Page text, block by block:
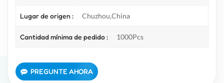
Lugar de origen : Chuzhou,China
Cantidad mínima de pedido : 1000Pcs
PREGUNTE AHORA